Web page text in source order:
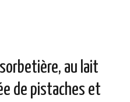
au lait
de pistaches et